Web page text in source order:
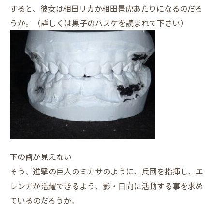
すると、彼女は相田リカか相田景虎あたりになるのだろ
うか。（詳しくは黒子のバスケを読まれて下さい）
下の歯が見えない
そう、進撃の巨人のミカサのように、兵団を指揮し、エ
レンガが活躍できるよう、影・日向に活動する事を求め
ているのだろうか。